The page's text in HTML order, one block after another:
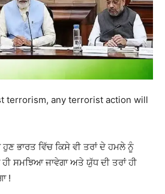
terrorism, any terrorist action will
ਹੁਣ ਭਾਰਤ ਵਿੱਚ ਕਿਸੇ ਵੀ ਤਰਾਂ ਦੇ ਹਮਲੇ ਨੂੰ
ਸਮਝਿਆ ਜਾਵੇਗਾ ਅਤੇ ਯੁੱਧ ਦੀ ਤਰਾਂ ਹੀ
!